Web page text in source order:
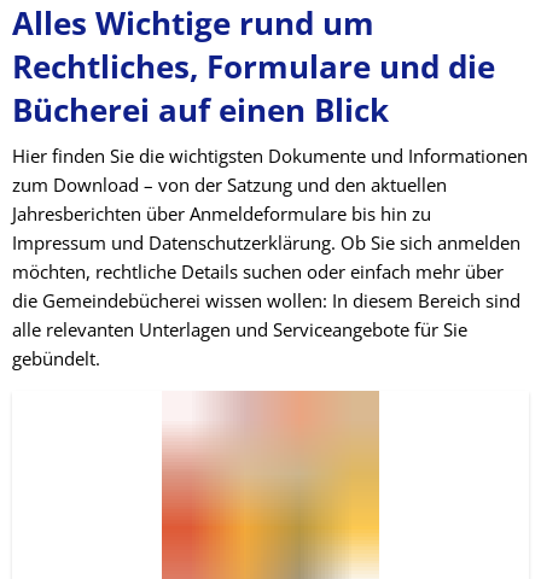
Formulare
&
Rechtliches
Alles Wichtige rund um
Rechtliches, Formulare und die
Bücherei auf einen Blick
Hier finden Sie die wichtigsten Dokumente und Informationen
zum Download – von der Satzung und den aktuellen
Jahresberichten über Anmeldeformulare bis hin zu
Impressum und Datenschutzerklärung. Ob Sie sich anmelden
möchten, rechtliche Details suchen oder einfach mehr über
die Gemeindebücherei wissen wollen: In diesem Bereich sind
alle relevanten Unterlagen und Serviceangebote für Sie
gebündelt.